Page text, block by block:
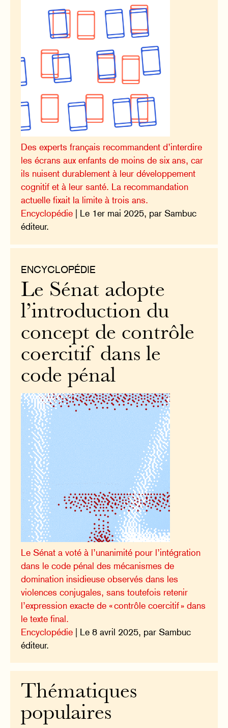
Des experts français recommandent d’interdire
les écrans aux enfants de moins de six ans, car
ils nuisent durablement à leur développement
cognitif et à leur santé. La recommandation
actuelle fixait la limite à trois ans.
Encyclopédie | Le 1er mai 2025, par Sambuc
éditeur.
ENCYCLOPÉDIE
Le Sénat adopte
l’introduction du
concept de contrôle
coercitif dans le
code pénal
Le Sénat a voté à l’unanimité pour l’intégration
dans le code pénal des mécanismes de
domination insidieuse observés dans les
violences conjugales, sans toutefois retenir
l’expression exacte de « contrôle coercitif » dans
le texte final.
Encyclopédie | Le 8 avril 2025, par Sambuc
éditeur.
Thématiques
populaires